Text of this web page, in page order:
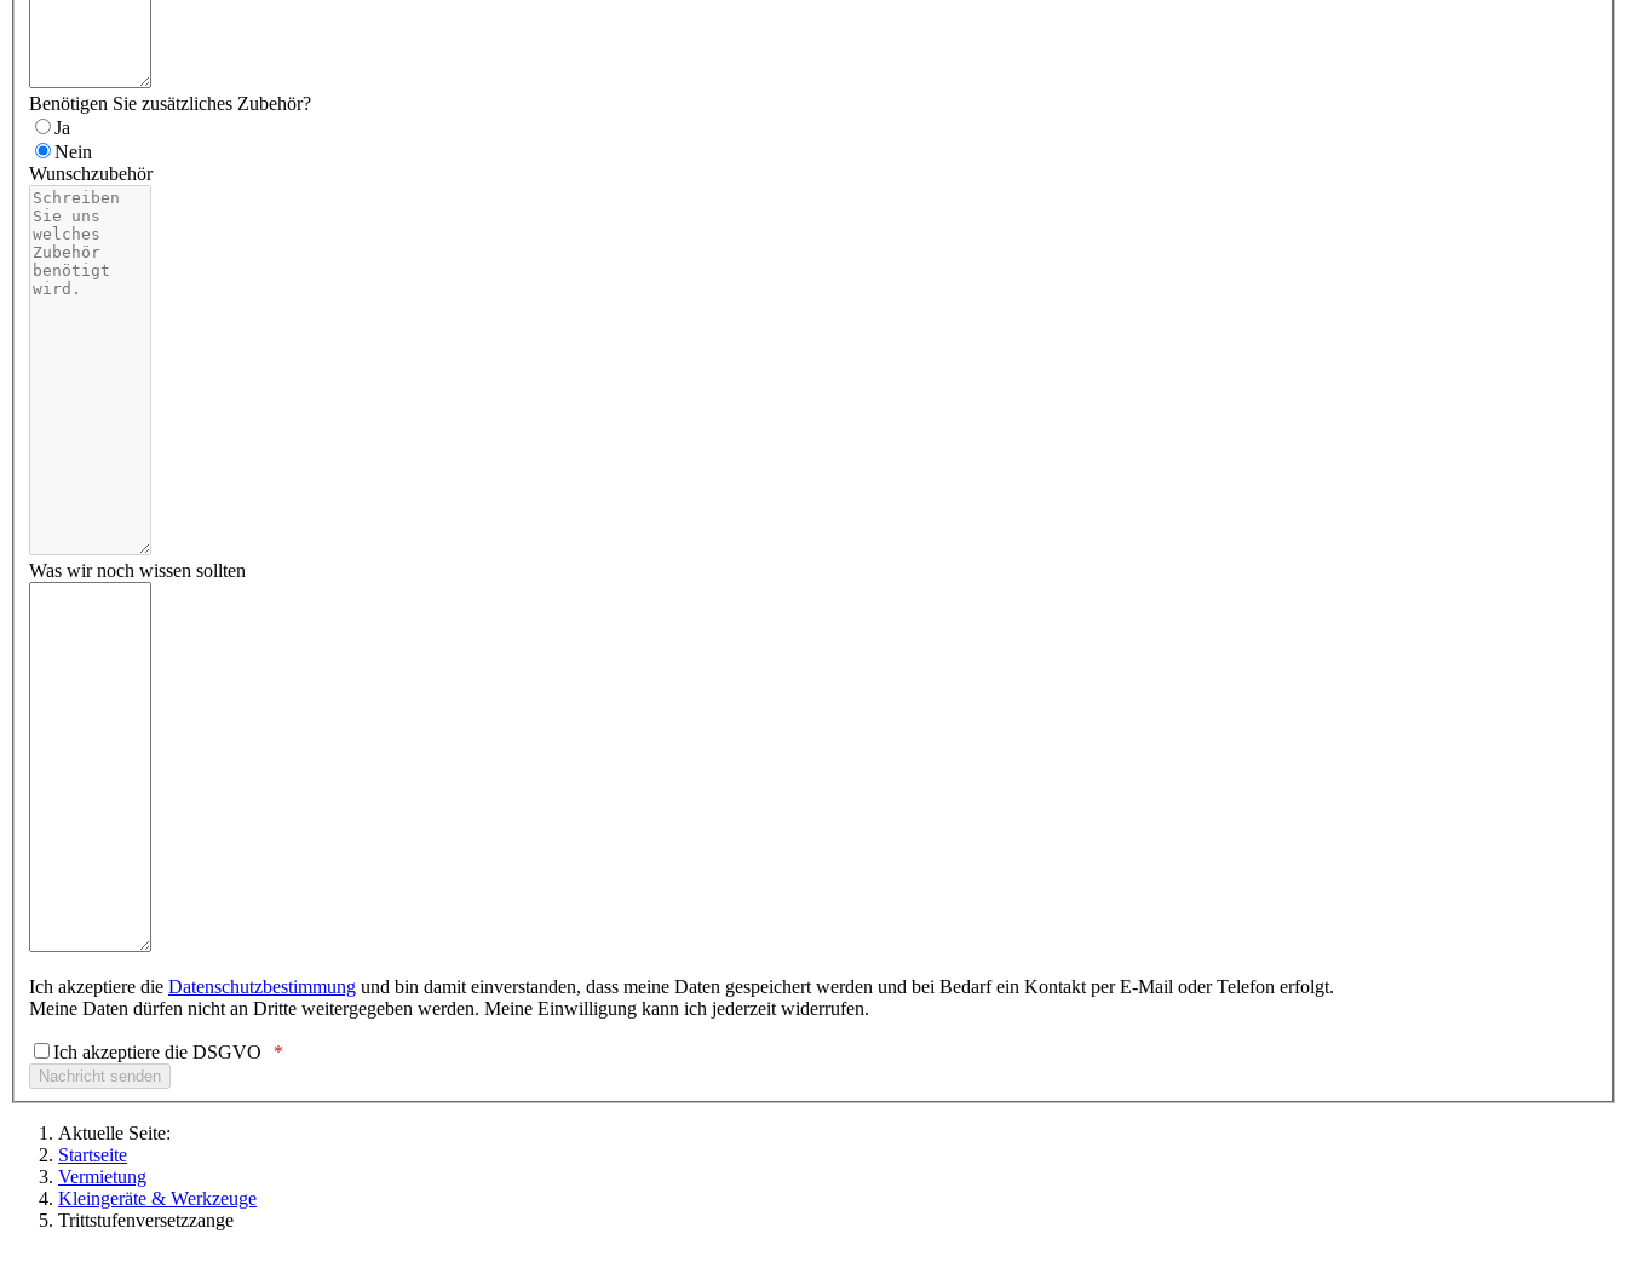
Benötigen Sie zusätzliches Zubehör?
Ja
Nein
Wunschzubehör
Was wir noch wissen sollten
Ich akzeptiere die Datenschutzbestimmung und bin damit einverstanden, dass meine Daten gespeichert werden und bei Bedarf ein Kontakt per E-Mail oder Telefon erfolgt.
Meine Daten dürfen nicht an Dritte weitergegeben werden. Meine Einwilligung kann ich jederzeit widerrufen.
Ich akzeptiere die DSGVO
Aktuelle Seite:
Startseite
Vermietung
Kleingeräte & Werkzeuge
Trittstufenversetzzange